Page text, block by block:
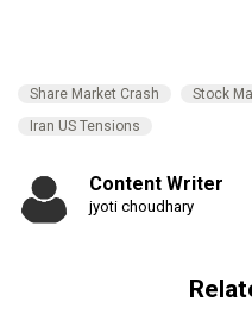
Share Market Crash Stock
Iran US Tensions
Content Writer
jyoti choudhary